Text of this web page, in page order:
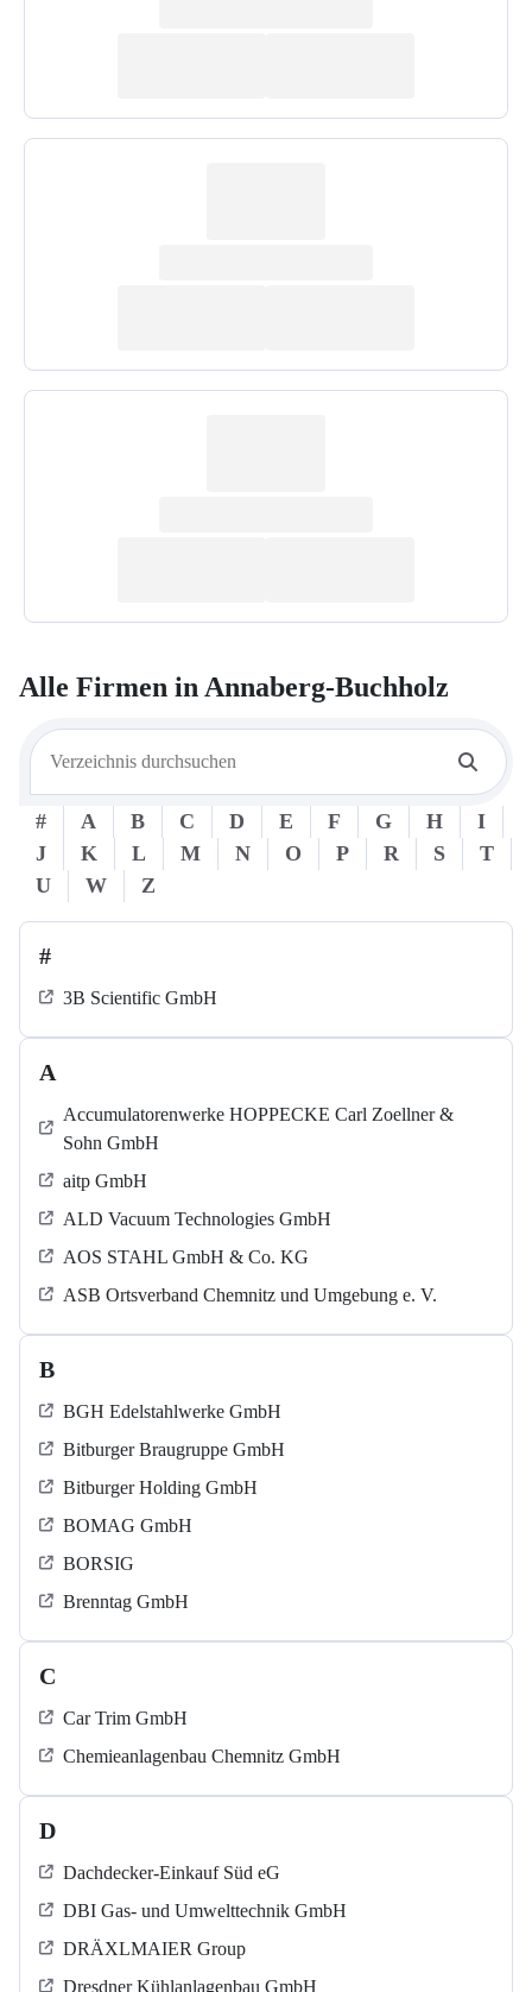
Alle Firmen inAnnaberg-Buchholz
# A B C D E F G H
I
J
K L M N O P R S
T
U
W Z
#
3B Scientific GmbH
A
Accumulatorenwerke HOPPECKE Carl Zoellner &
Sohn GmbH
aitp GmbH
ALD Vacuum Technologies GmbH
AOS STAHL GmbH & Co. KG
ASB Ortsverband Chemnitz und Umgebung e. V.
B
BGH Edelstahlwerke GmbH
Bitburger Braugruppe GmbH
Bitburger Holding GmbH
BOMAG GmbH
BORSIG
Brenntag GmbH
C
Car Trim GmbH
Chemieanlagenbau Chemnitz GmbH
D
Dachdecker-Einkauf Süd eG
DBI Gas- und Umwelttechnik GmbH
DRÄXLMAIER Group
Dresdner Kühlanlagenbau GmbH